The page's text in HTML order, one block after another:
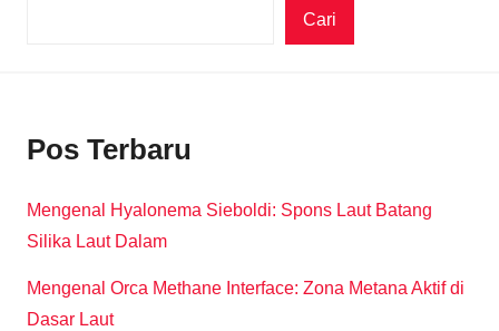
Cari
Pos Terbaru
Mengenal Hyalonema Sieboldi: Spons Laut Batang
Silika Laut Dalam
Mengenal Orca Methane Interface: Zona Metana Aktif di
Dasar Laut